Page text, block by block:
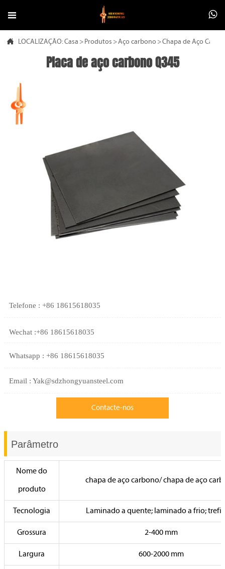
 
 LOCALIZAÇÃO:Casa > Produtos >Aço carbono >Chapa de Aço
Placa de aço carbono Q345
Telefone : +86 18615618035
Wechat :+86 18615618035
Whatsapp : +86 18615618035
Email : Yak@sdzhongyuansteel.com
Contacte-nos
Parâmetro
Nome do
produto
chapa de aço carbono/ chapa de aço
Tecnologia Laminado a quente; laminado a frio;
Grossura 2-400 mm
Largura 600-2000 mm